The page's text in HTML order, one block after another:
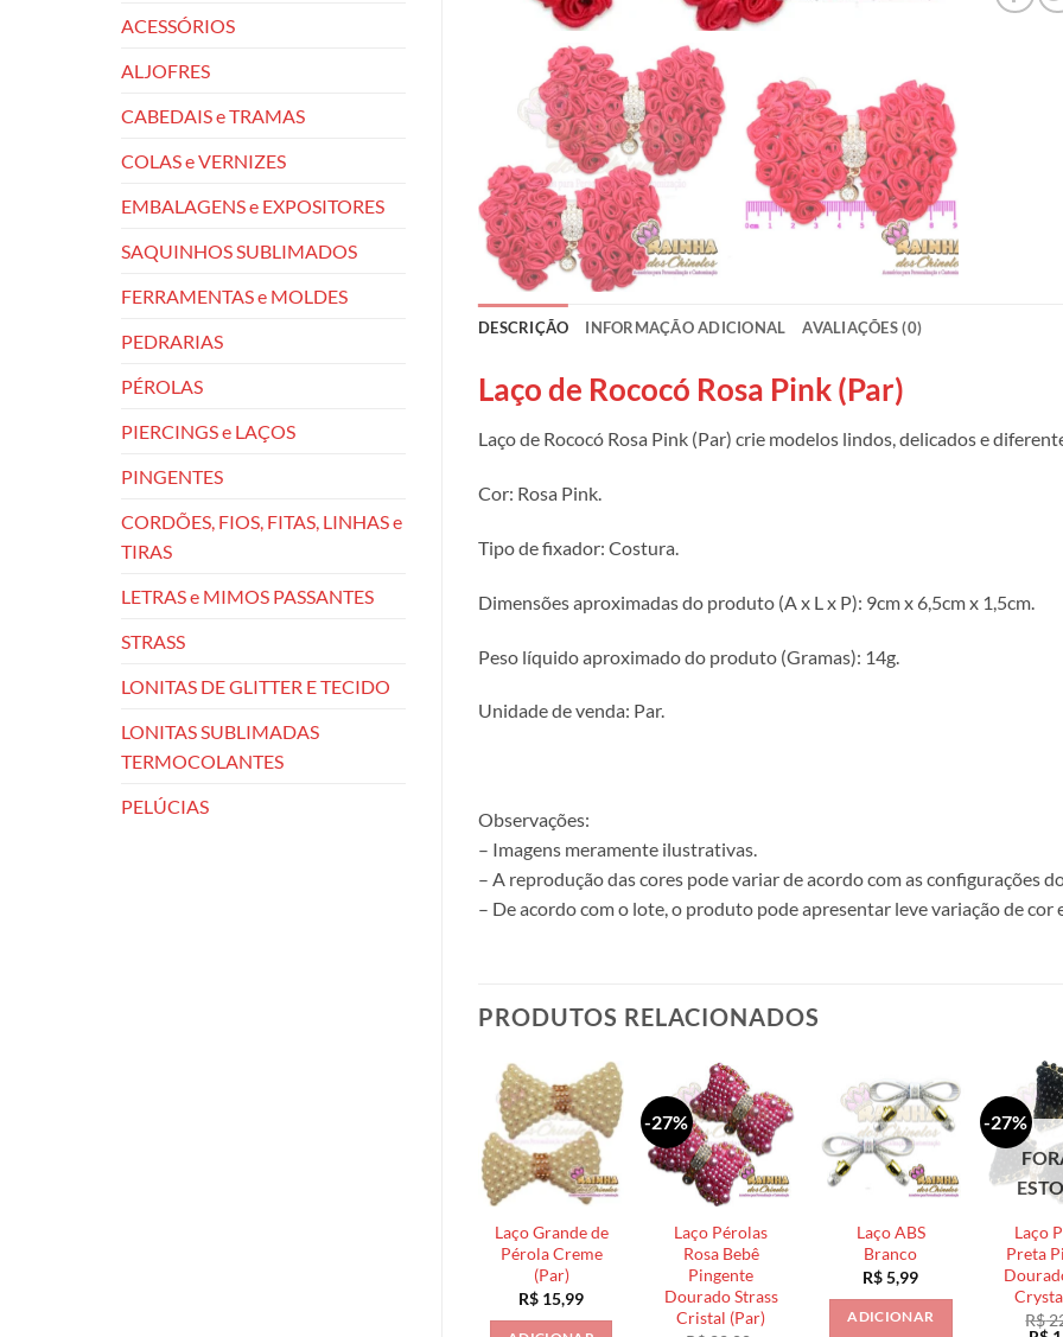
ACESSÓRIOS
ALJOFRES
CABEDAIS e TRAMAS
COLAS e VERNIZES
EMBALAGENS e EXPOSITORES
SAQUINHOS SUBLIMADOS
FERRAMENTAS e MOLDES
PEDRARIAS
PÉROLAS
PIERCINGS e LAÇOS
PINGENTES
CORDÕES, FIOS, FITAS, LINHAS e
TIRAS
LETRAS e MIMOS PASSANTES
STRASS
LONITAS DE GLITTER E TECIDO
LONITAS SUBLIMADAS
TERMOCOLANTES
PELÚCIAS
DESCRIÇÃO INFORMAÇÃO ADICIONAL AVALIAÇÕES (0)
Laço de Rococó Rosa Pink (Par)
Laço de Rococó Rosa Pink (Par) crie modelos lindos, delicados e
Cor: Rosa Pink.
Tipo de fixador: Costura.
Dimensões aproximadas do produto (A x L x P): 9cm x 6,5cm x 1,5cm.
Peso líquido aproximado do produto (Gramas): 14g.
Unidade de venda: Par.
Observações:
– Imagens meramente ilustrativas.
– A reprodução das cores pode variar de acordo com as configurações
– De acordo com o lote, o produto pode apresentar leve variação de cor
PRODUTOS RELACIONADOS
Laço Grande de
Pérola Creme
(Par)
R$ 15,99
-27%
Laço Pérolas
Rosa Bebê
Pingente
Dourado Strass
Cristal (Par)
Laço ABS
Branco
R$5,99
ADICIONAR
-27%
Laço
Preta
R$